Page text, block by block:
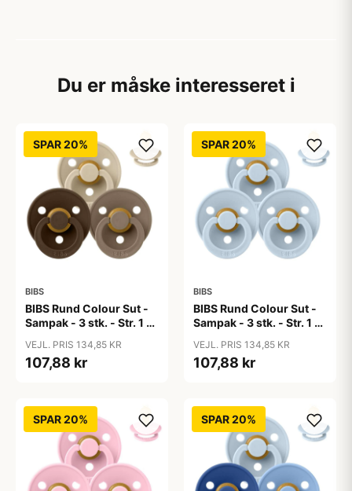
Du er måske interesseret i
SPAR 20%
BIBS
BIBS Rund Colour Sut -
Sampak - 3 stk. - Str. 1 -
VEJL. PRIS 134,85 KR
107,88 kr
SPAR 20%
BIBS
BIBS Rund Colour Sut -
Sampak - 3 stk. - Str. 1 -
VEJL. PRIS 134,85 KR
107,88 kr
SPAR 20% SPAR 20%